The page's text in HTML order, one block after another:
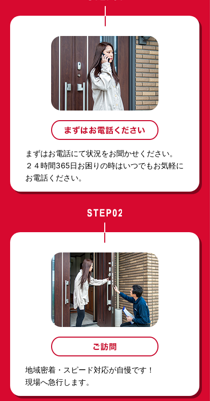
まずはお電話にて状況をお聞かせください。
２４時間365日お困りの時はいつでもお気軽に
お電話ください。
地域密着・スピード対応が自慢です！
現場へ急行します。